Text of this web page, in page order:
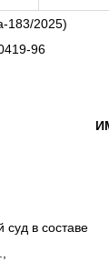
183/2025)
96
суд в составе